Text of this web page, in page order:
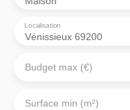
Vénissieux 69200
Localisation
Budget max (€)
Surface min (m²)